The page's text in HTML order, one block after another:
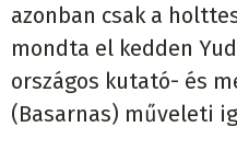
azonban csak a
mondta el kedden
országos kutató- és
(Basarnas) műveleti